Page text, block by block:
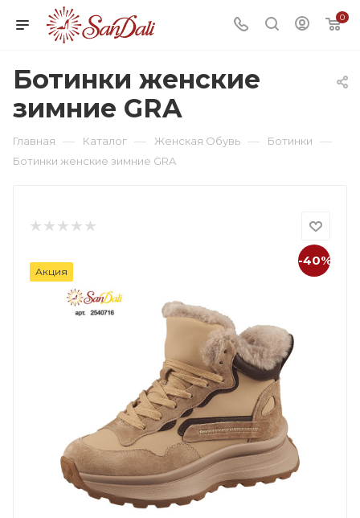
0
Ботинки женские
зимние GRA
Главная — Каталог — Женская Обувь — Ботинки —
Ботинки женские зимние GRA
-40%
Акция